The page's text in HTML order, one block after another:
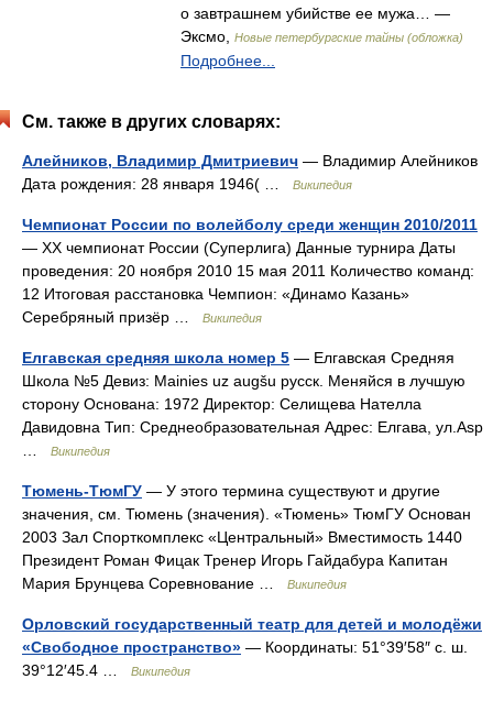
о завтрашнем убийстве ее мужа… —
Эксмо,
Новые петербургские тайны (обложка)
Подробнее...
См. также в других словарях:
Алейников, Владимир Дмитриевич — Владимир Алейников
Дата рождения: 28 января 1946( …
Википедия
Чемпионат России по волейболу среди женщин 2010/2011
— XX чемпионат России (Суперлига) Данные турнира Даты
проведения: 20 ноября 2010 15 мая 2011 Количество команд:
12 Итоговая расстановка Чемпион: «Динамо Казань»
Серебряный призёр …
Википедия
Елгавская средняя школа номер 5 — Елгавская Средняя
Школа №5 Девиз: Mainies uz augšu русск. Меняйся в лучшую
сторону Основана: 1972 Директор: Селищева Нателла
Давидовна Тип: Среднеобразовательная Адрес: Елгава, ул.Asp
Википедия
Тюмень-ТюмГУ — У этого термина существуют и другие
значения, см. Тюмень (значения). «Тюмень» ТюмГУ Основан
2003 Зал Спорткомплекс «Центральный» Вместимость 1440
Президент Роман Фицак Тренер Игорь Гайдабура Капитан
Мария Брунцева Соревнование …
Википедия
Орловский государственный театр для детей и молодёжи
«Свободное пространство» — Координаты: 51°39′58″ с. ш.
39°12′45.4 …
Википедия